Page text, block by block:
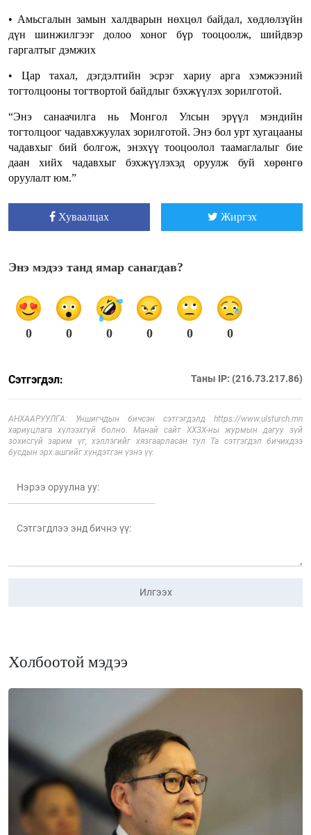
• Амьсгалын замын халдварын нөхцөл байдал, хөдлөлзүйн
дүн шинжилгээг долоо хоног бүр тооцоолж, шийдвэр
гаргалтыг дэмжих
• Цар тахал, дэгдэлтийн эсрэг хариу арга хэмжээний
тогтолцооны тогтвортой байдлыг бэхжүүлэх зорилготой.
“Энэ санаачилга нь Монгол Улсын эрүүл мэндийн
тогтолцоог чадавхжуулах зорилготой. Энэ бол урт хугацааны
чадавхыг бий болгож, энэхүү тооцоолол таамаглалыг бие
даан хийх чадавхыг бэхжүүлэхэд оруулж буй хөрөнгө
оруулалт юм.”
Хуваалцах Жиргэх
Энэ мэдээ танд ямар санагдав?
0 0 0 0 0 0
Сэтгэгдэл: Таны IP: (216.73.217.86)
АНХААРУУЛГА: Уншигчдын бичсэн сэтгэгдэлд https://www.ulsturch.mn
хариуцлага хүлээхгүй болно. Манай сайт ХХЗХ-ны журмын дагуу зүй
зохисгүй зарим үг, хэллэгийг хязгаарласан тул Та сэтгэгдэл бичихдээ
бусдын эрх ашгийг хүндэтгэн үзнэ үү.
Илгээх
Холбоотой мэдээ